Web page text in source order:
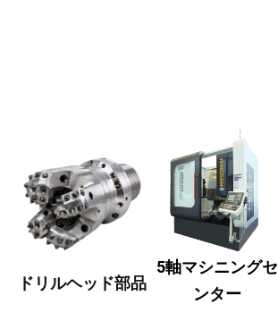
ドリルヘッド部品
5軸マシニングセ
ンター